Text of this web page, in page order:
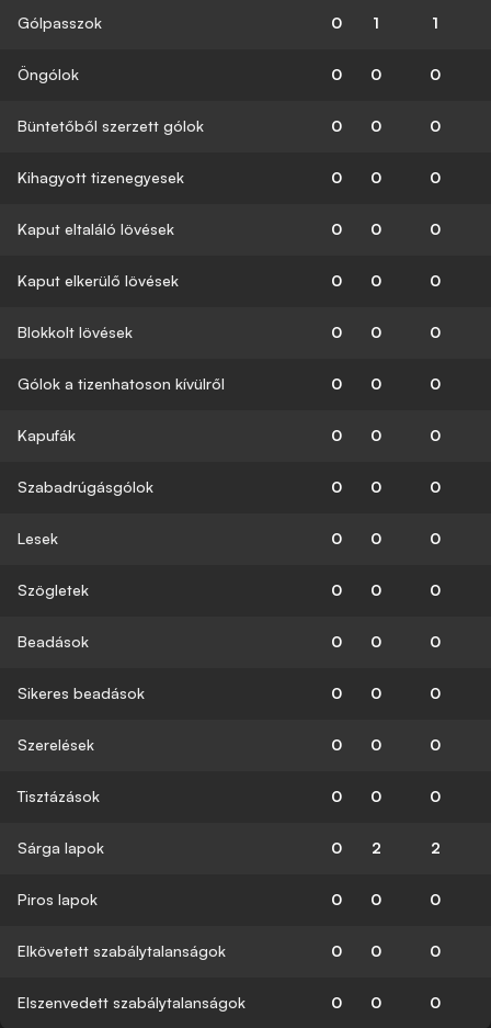
Gólpasszok 0 1 1
Öngólok 0 0 0
Büntetőből szerzett gólok 0 0 0
Kihagyott tizenegyesek 0 0 0
Kaput eltaláló lövések 0 0 0
Kaput elkerülő lövések 0 0 0
Blokkolt lövések 0 0 0
Gólok a tizenhatoson kívülről 0 0 0
Kapufák 0 0 0
Szabadrúgásgólok 0 0 0
Lesek 0 0 0
Szögletek 0 0 0
Beadások 0 0 0
Sikeres beadások 0 0 0
Szerelések 0 0 0
Tisztázások 0 0 0
Sárga lapok 0 2 2
Piros lapok 0 0 0
Elkövetett szabálytalanságok 0 0 0
Elszenvedett szabálytalanságok 0 0 0